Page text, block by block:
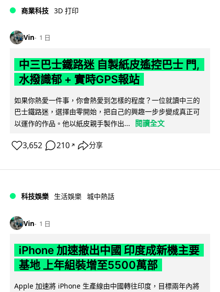
商業科技 3D 打印
Vin 1 日
中三巴士鐵路迷 自製紙皮遙控巴士 門,
水撥識郁 + 實時GPS報站
如果你熱愛一件事，你會熱愛到怎樣的程度？一位就讀中三的
巴士鐵路迷，選擇由零開始，把自己的興趣一步步變成真正可
以運作的作品。他以紙皮親手製作出...
閱讀全文
3,652 210 ↗ 分享
科技娛樂 生活娛樂 城中熱話
Vin 1 日
iPhone 加速撤出中國 印度成新機主要
基地 上年組裝增至5500萬部
Apple 加速將 iPhone 生產線由中國轉往印度，目標兩年內將